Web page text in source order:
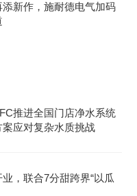
新作，施耐德电气加码
推进全国门店净水系统
应对复杂水质挑战
，联合7分甜跨界“以瓜